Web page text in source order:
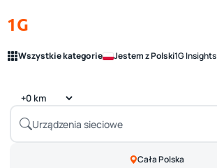
1G
Wszystkie kategorie Jestem z Polski1G Insights
Cała Polska